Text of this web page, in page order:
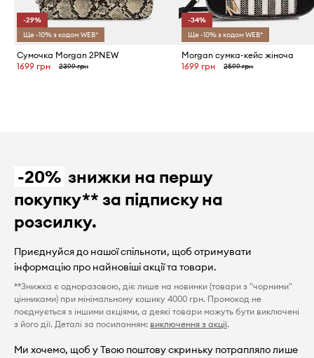
-29%
Ще -10% з кодом WEB*
Сумочка Morgan 2PNEW
1699 грн
2399 грн
-34%
Ще -10% з кодом WEB*
Morgan сумка-кейс жіноча
1699 грн
2599 грн
-20% знижки на першу
покупку** за підписку на
розсилку.
Приєднуйся до нашої спільноти, щоб отримувати
інформацію про найновіші акції та товари.
**Знижка є одноразовою, діє лише на новинки (товари з "чорними"
цінниками) при мінімальному кошику 4000 грн. Промокод не
поєднується з іншими акціями, а деякі товари можуть бути виключені
з його дії. Деталі за посиланням: виключення з акції.
Ми хочемо, щоб у Твою поштову скриньку потрапляло лише